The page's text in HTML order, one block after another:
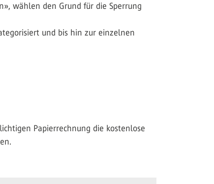
wählen den Grund für die Sperrung
und bis hin zur einzelnen
Papierrechnung die kostenlose